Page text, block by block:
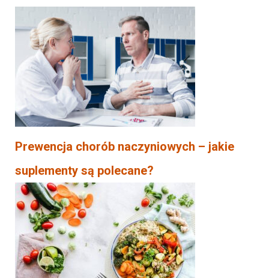
Prewencja chorób naczyniowych – jakie
suplementy są polecane?